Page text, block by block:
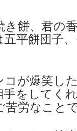
き餅、君の
五平餅団子
コが爆笑し
手をしてく
苦労なこと